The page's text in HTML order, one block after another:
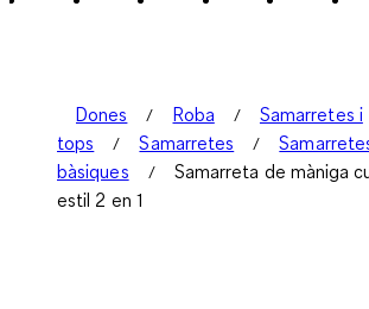
Dones Roba
Samarretes i
tops
Samarretes
bàsiques
Samarreta de màniga
estil 2 en 1